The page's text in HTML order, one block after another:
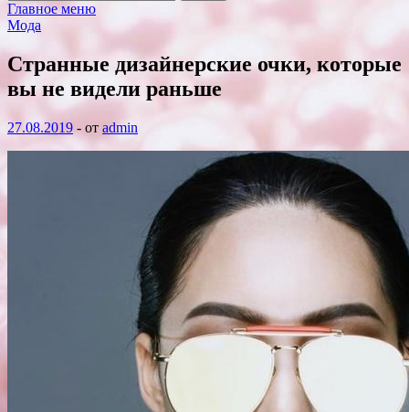
Главное меню
Мода
Странные дизайнерские очки, которые
вы не видели раньше
27.08.2019 - от admin